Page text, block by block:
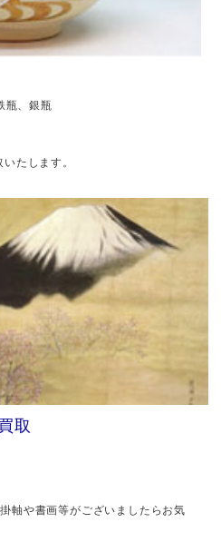
瓶、銀瓶
たします。
取
軸や書画等がございましたらお気